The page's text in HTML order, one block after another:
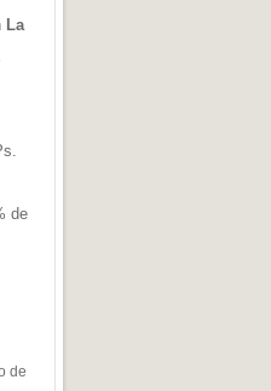
La
de
de